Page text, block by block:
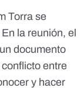
Torra se
la reunión, el
documento
entre
y hacer